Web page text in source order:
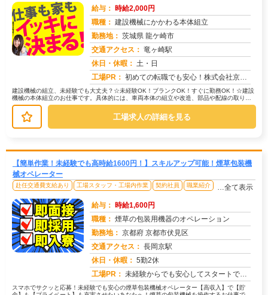
給与： 時給2,000円
職種： 建設機械にかかわる本体組立
勤務地： 茨城県 龍ケ崎市
交通アクセス： 竜ヶ崎駅
休日・休暇： 土・日
工場PR： 初めての転職でも安心！株式会社京栄センターで新しい一歩を踏み出してみませんか？☆90%の方が不安を解消済み！初めて...
建設機械の組立、未経験でも大丈夫？☆未経験OK！ブランクOK！すぐに勤務OK！☆建設
機械の本体組立のお仕事です。具体的には、車両本体の組立や改造、部品や配線の取り付
けなどを行います。→20代〜4...
工場求人の詳細を見る
【簡単作業！未経験でも高時給1600円！】スキルアップ可能！煙草包装機
械オペレーター
赴任交通費支給あり 工場スタッフ・工場内作業 契約社員 職業紹介 …全て表示
給与： 時給1,600円
職種： 煙草の包装用機器のオペレーション
勤務地： 京都府 京都市伏見区
交通アクセス： 長岡京駅
休日・休暇： 5勤2休
工場PR： 未経験からでも安心してスタートできる環境です！→ 経験・学歴・スキルは一切不問です！→ 20代、30代、40代と幅...
スマホでサクッと応募！未経験でも安心の煙草包装機械オペレーター【高収入】で【貯